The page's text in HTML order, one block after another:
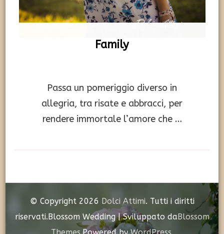
Family
Passa un pomeriggio diverso in
allegria, tra risate e abbracci, per
rendere immortale l’amore che …
© Copyright 2026 Dolci Attimi. Tutti i diritti
riservati. Blossom Wedding | Sviluppato da Blossom